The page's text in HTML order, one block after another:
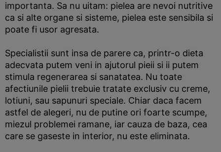
importanta. Sa nu uitam: pielea are nevoi nutritive
ca si alte organe si sisteme, pielea este sensibila si
poate fi usor agresata.
Specialistii sunt insa de parere ca, printr-o dieta
adecvata putem veni in ajutorul pieii si ii putem
stimula regenerarea si sanatatea. Nu toate
afectiunile pielii trebuie tratate exclusiv cu creme,
lotiuni, sau sapunuri speciale. Chiar daca facem
astfel de alegeri, nu de putine ori foarte scumpe,
miezul problemei ramane, iar cauza de baza, cea
care se gaseste in interior, nu este eliminata.